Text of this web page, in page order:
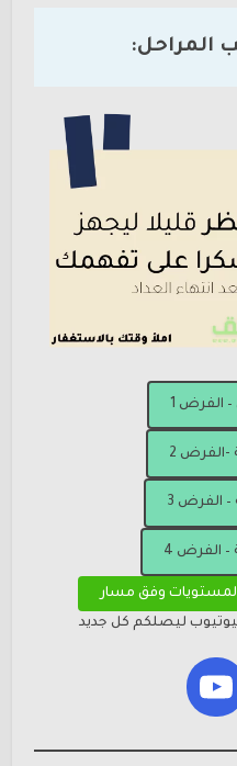
المراحل:
– الفرض 1
-الفرض 2
– الفرض 3
– الفرض 4
وفق مسار
ليصلكم كل جديد
YouTube